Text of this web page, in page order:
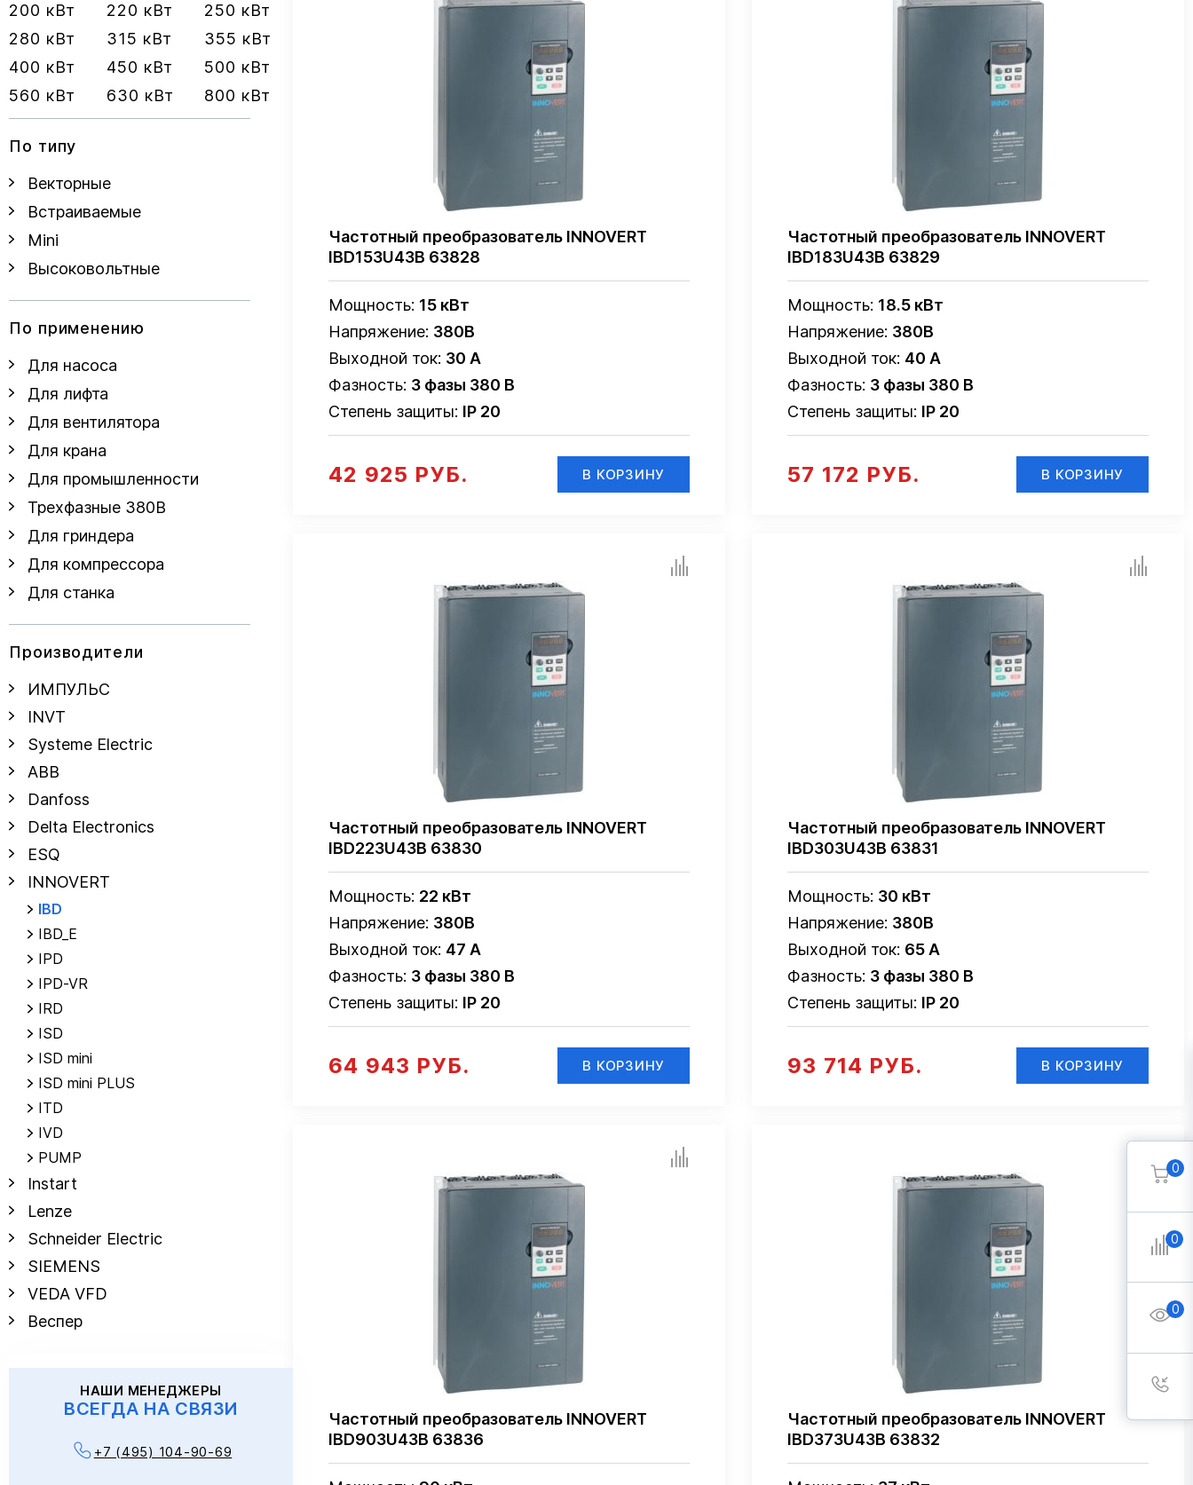
200 кВт
220 кВт
250 кВт
280 кВт
315 кВт
355 кВт
400 кВт
450 кВт
500 кВт
560 кВт
630 кВт 800 кВт
По типу
Векторные
Встраиваемые
Mini
Высоковольтные
По применению
Для насоса
Для лифта
Для вентилятора
Для крана
Для промышленности
Трехфазные 380В
Для гриндера
Для компрессора
Для станка
Производители
ИМПУЛЬС
INVT
Systeme Electric
ABB
Danfoss
Delta Electronics
ESQ
INNOVERT
IBD
IBD_E
IPD
IPD-VR
IRD
ISD
ISD mini
ISD mini PLUS
ITD
IVD
PUMP
Instart
Lenze
Schneider Electric
SIEMENS
VEDA VFD
Веспер
НАШИ МЕНЕДЖЕРЫ
ВСЕГДА НА СВЯЗИ
+7 (495) 104-90-69
Частотный преобразователь INNOVERT
IBD153U43B 63828
Мощность: 15 кВт
Напряжение: 380В
Выходной ток: 30 А
Фазность: 3 фазы 380 В
Степень защиты: IP 20
42 925 РУБ. В КОРЗИНУ
Частотный преобразователь INNOVERT
IBD183U43B 63829
Мощность: 18.5 кВт
Напряжение: 380В
Выходной ток: 40 А
Фазность: 3 фазы 380 В
Степень защиты: IP 20
57 172 РУБ. В КОРЗИНУ
Частотный преобразователь INNOVERT
IBD223U43B 63830
Мощность: 22 кВт
Напряжение: 380В
Выходной ток: 47 А
Фазность: 3 фазы 380 В
Степень защиты: IP 20
64 943 РУБ. В КОРЗИНУ
Частотный преобразователь INNOVERT
IBD303U43B 63831
Мощность: 30 кВт
Напряжение: 380В
Выходной ток: 65 А
Фазность: 3 фазы 380 В
Степень защиты: IP 20
93 714 РУБ. В КОРЗИНУ
Частотный преобразователь INNOVERT
IBD903U43B 63836
Частотный преобразователь INNOVERT
IBD373U43B 63832
0
0
0